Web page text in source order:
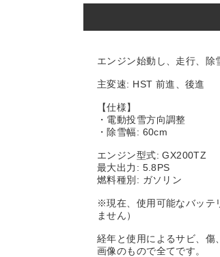
エンジン始動し、走行、除
主変速: HST 前進、後進
【仕様】
・電動投雪方向調整
・除雪幅: 60cm
エンジン型式: GX200TZ
最大出力: 5.8PS
燃料種別: ガソリン
※現在、使用可能なバッテ
ません）
経年と使用によるサビ、傷
画像のもので全てです。